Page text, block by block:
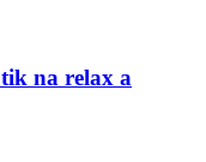
na relax a